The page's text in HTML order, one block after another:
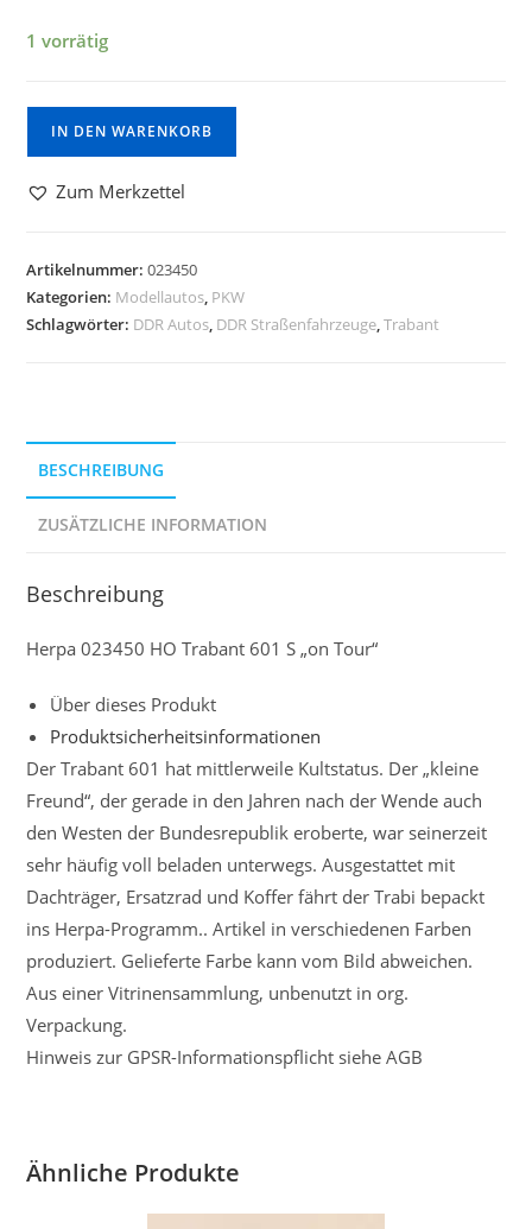
1 vorrätig
IN DEN WARENKORB
Zum Merkzettel
Artikelnummer:023450
Kategorien: Modellautos, PKW
Schlagwörter: DDR Autos, DDR Straßenfahrzeuge,Trabant
BESCHREIBUNG
ZUSÄTZLICHE INFORMATION
Beschreibung
Herpa 023450 HO Trabant 601 S „on Tour“
Über dieses Produkt
Produktsicherheitsinformationen
Der Trabant 601 hat mittlerweile Kultstatus. Der „kleine
Freund“, der gerade in den Jahren nach der Wende auch
den Westen der Bundesrepublik eroberte, war seinerzeit
sehr häufig voll beladen unterwegs. Ausgestattet mit
Dachträger, Ersatzrad und Koffer fährt der Trabi bepackt
ins Herpa-Programm.. Artikel in verschiedenen Farben
produziert. Gelieferte Farbe kann vom Bild abweichen.
Aus einer Vitrinensammlung, unbenutzt in org.
Verpackung.
Hinweis zur GPSR-Informationspflicht siehe AGB
Ähnliche Produkte